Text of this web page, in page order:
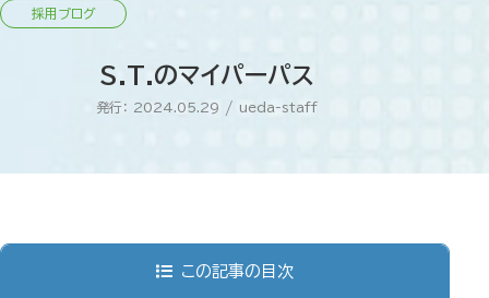
S.T.のマイパーパス
発行： 2024.05.29 / ueda-staff
この記事の目次